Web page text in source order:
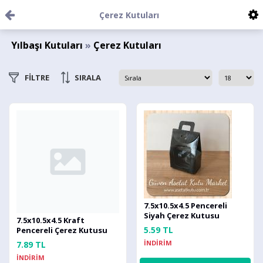
Çerez Kutuları
Yılbaşı Kutuları » Çerez Kutuları
FİLTRE SIRALA
7.5x10.5x4.5 Kraft
Pencereli Çerez Kutusu
7.89 TL
İNDİRİM
7.5x10.5x4.5 Pencereli
Siyah Çerez Kutusu
5.59 TL
İNDİRİM